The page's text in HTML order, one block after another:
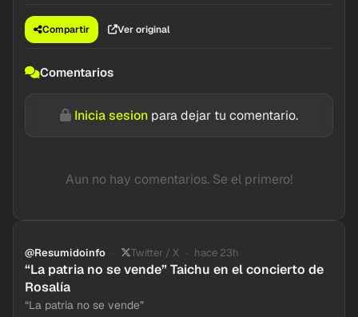
Compartir Ver original
Comentarios
Inicia sesion para dejar tu comentario.
Aun no hay comentarios. Se el primero!
@Resumidoinfo Twitter / X hace 23h
“La patria no se vende” Taichu en el concierto de
Rosalía
“La patria no se vende”